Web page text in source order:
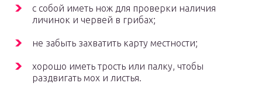
с собой иметь нож для проверки наличия
личинок и червей в грибах;
не забыть захватить карту местности;
хорошо иметь трость или палку, чтобы
раздвигать мох и листья.